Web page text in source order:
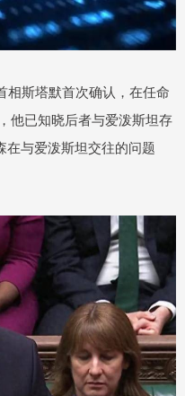
相斯塔默首次确认，在任命
他已知晓后者与爱泼斯坦存
在与爱泼斯坦交往的问题